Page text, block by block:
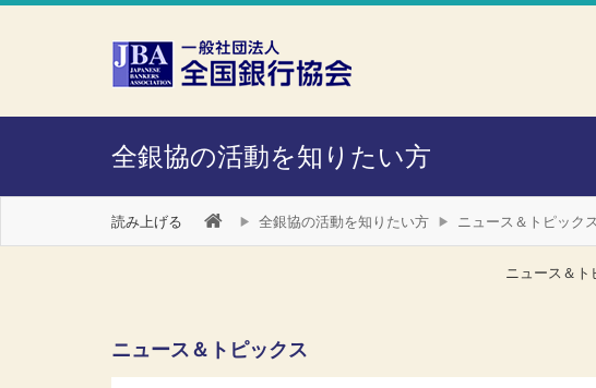
本文へスキップ
障がい者向け相談窓口
全銀協の活動を知りたい方
読み上げる 全銀協の活動を知りたい方 ニュース＆トピックス
ニュース＆ト
ニュース＆トピックス